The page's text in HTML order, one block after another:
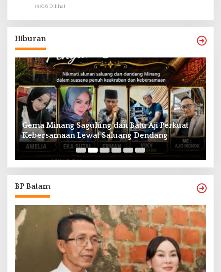
14106 Dilihat
Hiburan
Gema Minang Sagulung dan Batu Aji Perkuat
Kebersamaan Lewat Saluang Dendang
BP Batam